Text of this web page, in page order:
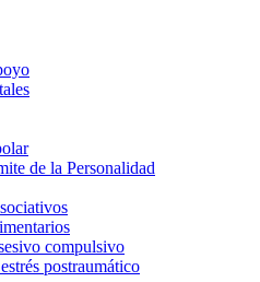
de la Personalidad
compulsivo
postraumático